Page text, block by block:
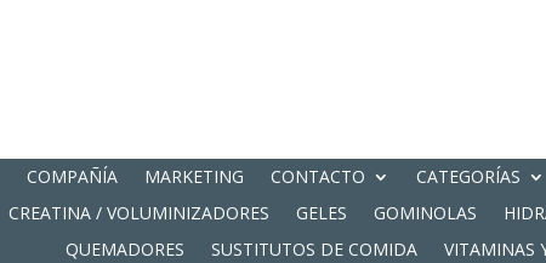
COMPAÑÍA MARKETING CONTACTO CATEGORÍAS
CREATINA / VOLUMINIZADORES
GELES GOMINOLAS
QUEMADORES
SUSTITUTOS DE COMIDA VITAMINAS